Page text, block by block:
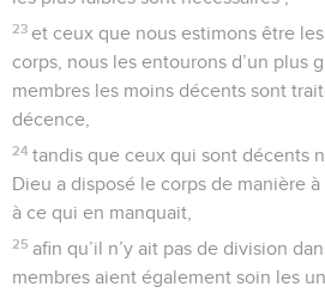
23 et ceux que nous estimons être
corps, nous les entourons d’un plus
membres les moins décents sont
décence,
24 tandis que ceux qui sont décents
Dieu a disposé le corps de manière
à ce qui en manquait,
25 afin qu’il n’y ait pas de division
membres aient également soin les